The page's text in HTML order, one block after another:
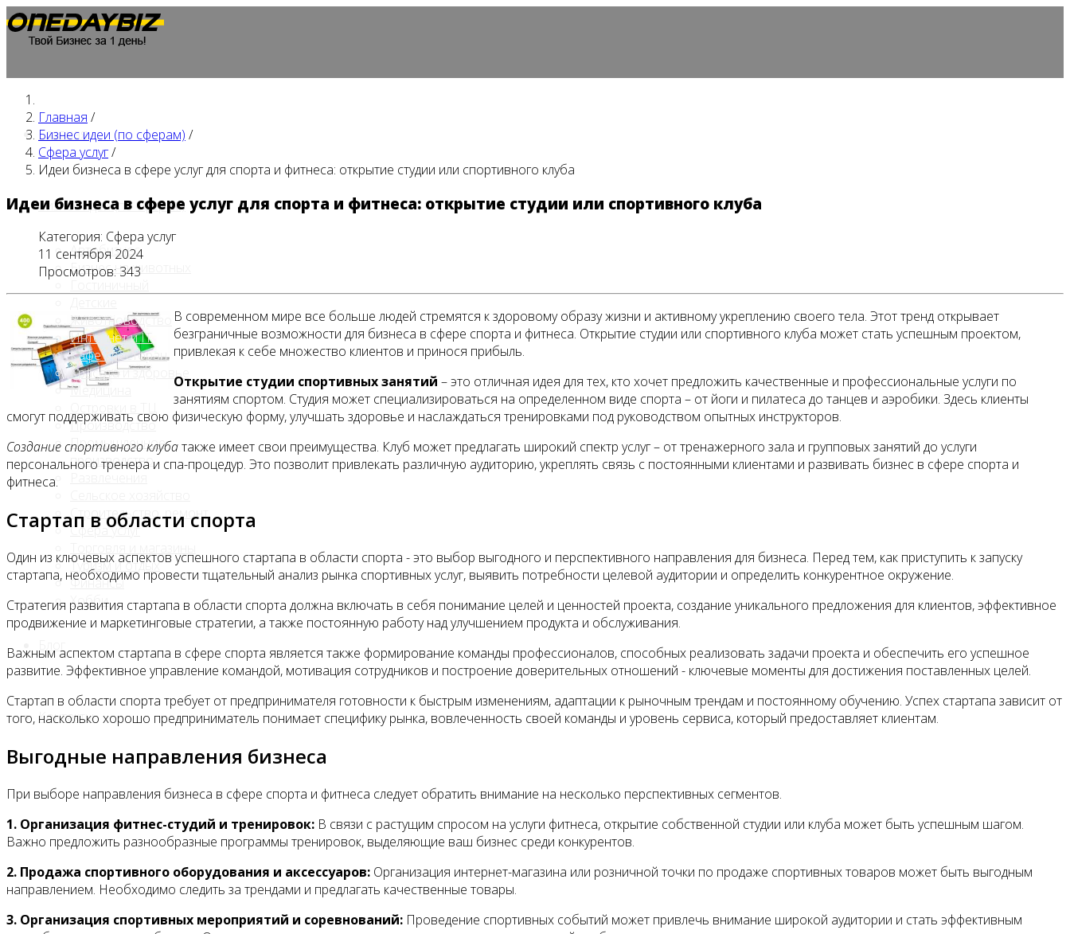
Главная
Бизнес идеи (по сферам)
Автобизнес
Бизнес на животных
Гостиничный
Животноводство
Интернет и IT
Кафе / ресторан
Красота и здоровье
Медицина
Производство
Промышленное
производство
Развлечения
Строительство, ремонт
Сфера услуг
Туризм и отдых
Финансы
Хобби
Контакты
Главная /
Бизнес идеи (по сферам) /
Сфера услуг/
Идеи бизнеса в сфере услуг для спорта и фитнеса: открытие студии или спортивного клуба
Идеи бизнеса в сфере услуг для спорта и фитнеса: открытие студии или спортивного клуба
Категория: Сфера услуг
11 сентября 2024
Просмотров: 343
В современном мире все больше людей стремятся к здоровому образу жизни и активному укреплению своего тела. Этот тренд открывает
безграничные возможности для бизнеса в сфере спорта и фитнеса. Открытие студии или спортивного клуба может стать успешным проектом,
привлекая к себе множество клиентов и принося прибыль.
Открытие студии спортивных занятий – это отличная идея для тех, кто хочет предложить качественные и профессиональные услуги по
занятиям спортом. Студия может специализироваться на определенном виде спорта – от йоги и пилатеса до танцев и аэробики. Здесь клиенты
смогут поддерживать свою физическую форму, улучшать здоровье и наслаждаться тренировками под руководством опытных инструкторов.
Создание спортивного клубатакже имеет свои преимущества. Клуб может предлагать широкий спектр услуг – от тренажерного зала и групповых занятий до услуги
персонального тренера и спа-процедур. Это позволит привлекать различную аудиторию, укреплять связь с постоянными клиентами и развивать бизнес в сфере спорта и
фитнеса.
Стартап в области спорта
Один из ключевых аспектов успешного стартапа в области спорта - это выбор выгодного и перспективного направления для бизнеса. Перед тем, как приступить к запуску
стартапа, необходимо провести тщательный анализ рынка спортивных услуг, выявить потребности целевой аудитории и определить конкурентное окружение.
Стратегия развития стартапа в области спорта должна включать в себя понимание целей и ценностей проекта, создание уникального предложения для клиентов, эффективное
продвижение и маркетинговые стратегии, а также постоянную работу над улучшением продукта и обслуживания.
Важным аспектом стартапа в сфере спорта является также формирование команды профессионалов, способных реализовать задачи проекта и обеспечить его успешное
развитие. Эффективное управление командой, мотивация сотрудников и построение доверительных отношений - ключевые моменты для достижения поставленных целей.
Стартап в области спорта требует от предпринимателя готовности к быстрым изменениям, адаптации к рыночным трендам и постоянному обучению. Успех стартапа зависит от
того, насколько хорошо предприниматель понимает специфику рынка, вовлеченность своей команды и уровень сервиса, который предоставляет клиентам.
Выгодные направления бизнеса
При выборе направления бизнеса в сфере спорта и фитнеса следует обратить внимание на несколько перспективных сегментов.
1. Организация фитнес-студий и тренировок: В связи с растущим спросом на услуги фитнеса, открытие собственной студии или клуба может быть успешным шагом.
Важно предложить разнообразные программы тренировок, выделяющие ваш бизнес среди конкурентов.
2. Продажа спортивного оборудования и аксессуаров: Организация интернет-магазина или розничной точки по продаже спортивных товаров может быть выгодным
направлением. Необходимо следить за трендами и предлагать качественные товары.
3. Организация спортивных мероприятий и соревнований: Проведение спортивных событий может привлечь внимание широкой аудитории и стать эффективным